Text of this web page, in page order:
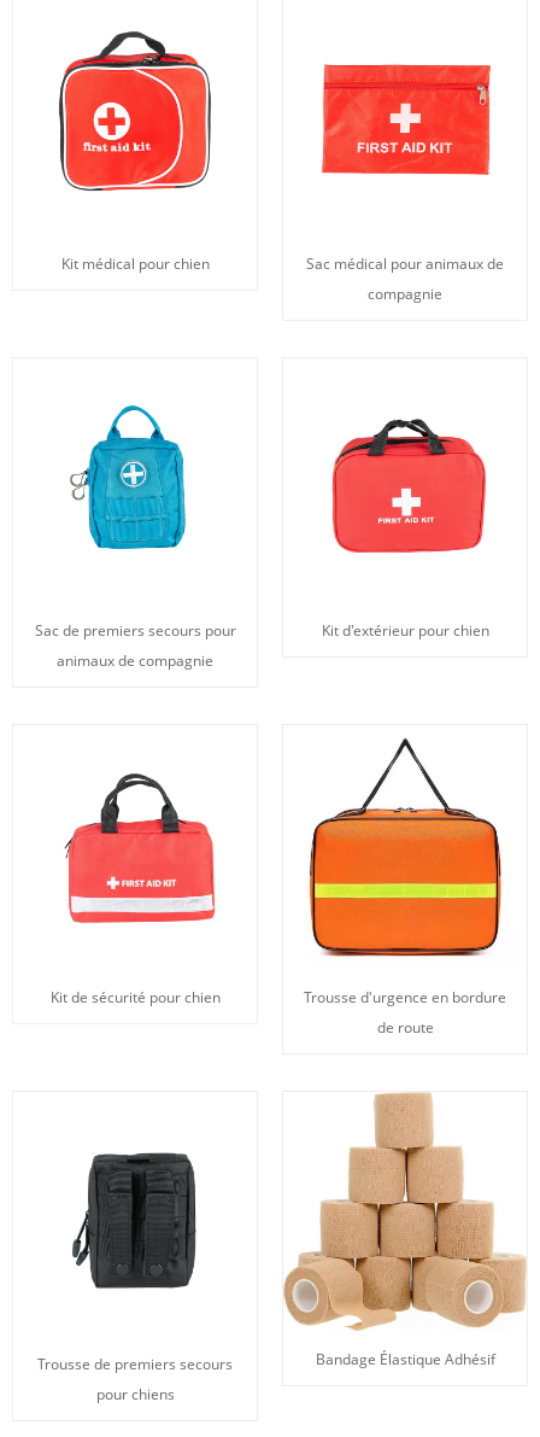
Kit médical pour chien
Sac médical pour animaux de
compagnie
Sac de premiers secours pour
animaux de compagnie
Kit d'extérieur pour chien
Kit de sécurité pour chien
Trousse d'urgence en bordure
de route
Trousse de premiers secours
pour chiens
Bandage Élastique Adhésif